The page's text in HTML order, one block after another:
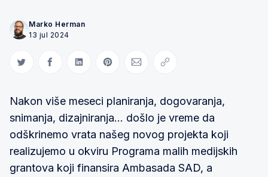
Marko Herman
13 jul 2024
Share on Twitter
Share on Facebook
Share on LinkedIn
Share on Pinterest
Share via Email
Copy link
Nakon više meseci planiranja, dogovaranja,
snimanja, dizajniranja… došlo je vreme da
odškrinemo vrata našeg novog projekta koji
realizujemo u okviru Programa malih medijskih
grantova koji finansira Ambasada SAD, a